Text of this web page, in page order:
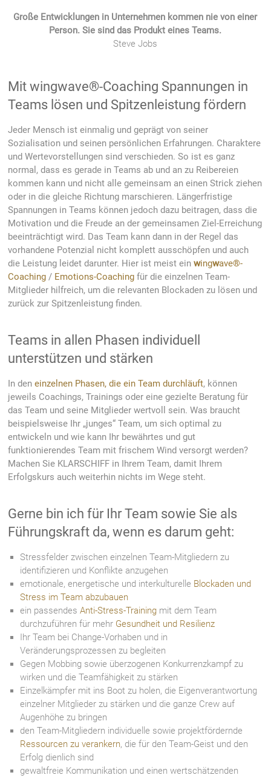
Große Entwicklungen in Unternehmen kommen nie von einer
Person. Sie sind das Produkt eines Teams.
Steve Jobs
Mit wingwave®-Coaching Spannungen in
Teams lösen und Spitzenleistung fördern
Jeder Mensch ist einmalig und geprägt von seiner
Sozialisation und seinen persönlichen Erfahrungen. Charaktere
und Wertevorstellungen sind verschieden. So ist es ganz
normal, dass es gerade in Teams ab und an zu Reibereien
kommen kann und nicht alle gemeinsam an einen Strick ziehen
oder in die gleiche Richtung marschieren. Längerfristige
Spannungen in Teams können jedoch dazu beitragen, dass die
Motivation und die Freude an der gemeinsamen Ziel-Erreichung
beeinträchtigt wird. Das Team kann dann in der Regel das
vorhandene Potenzial nicht komplett ausschöpfen und auch
die Leistung leidet darunter. Hier ist meist einwingwave®-
Coaching / Emotions-Coaching für die einzelnen Team-
Mitglieder hilfreich, um die relevanten Blockaden zu lösen und
zurück zur Spitzenleistung finden.
Teams in allen Phasen individuell
unterstützen und stärken
In deneinzelnen Phasen, die ein Team durchläuft, können
jeweils Coachings, Trainings oder eine gezielte Beratung für
das Team und seine Mitglieder wertvoll sein. Was braucht
beispielsweise Ihr „junges“ Team, um sich optimal zu
entwickeln und wie kann Ihr bewährtes und gut
funktionierendes Team mit frischem Wind versorgt werden?
Machen Sie KLARSCHIFF in Ihrem Team, damit Ihrem
Erfolgskurs auch weiterhin nichts im Wege steht.
Gerne bin ich für Ihr Team sowie Sie als
Führungskraft da, wenn es darum geht:
Stressfelder zwischen einzelnen Team-Mitgliedern zu
identifizieren und Konflikte anzugehen
emotionale, energetische und interkulturelle Blockaden und
Stress im Team abzubauen
ein passendesAnti-Stress-Training mit dem Team
durchzuführen für mehr Gesundheit und Resilienz
Ihr Team bei Change-Vorhaben und in
Veränderungsprozessen zu begleiten
Gegen Mobbing sowie überzogenen Konkurrenzkampf zu
wirken und die Teamfähigkeit zu stärken
Einzelkämpfer mit ins Boot zu holen, die Eigenverantwortung
einzelner Mitglieder zu stärken und die ganze Crew auf
Augenhöhe zu bringen
den Team-Mitgliedern individuelle sowie projektfördernde
Ressourcen zu verankern, die für den Team-Geist und den
Erfolg dienlich sind
gewaltfreie Kommunikation und einen wertschätzenden